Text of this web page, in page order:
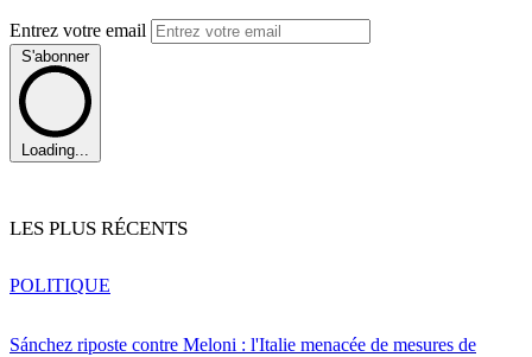
Entrez votre email
S'abonner
Loading...
LES PLUS RÉCENTS
Sánchez riposte contre Meloni : l'Italie menacée de mesures de
POLITIQUE